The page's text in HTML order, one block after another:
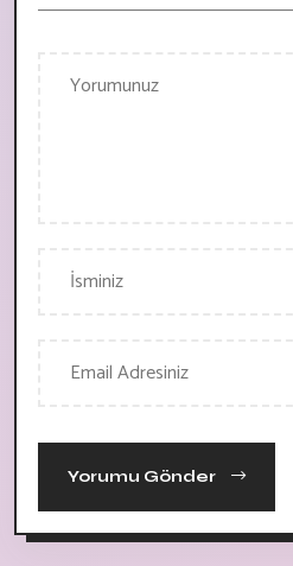
Yorumu Gönder